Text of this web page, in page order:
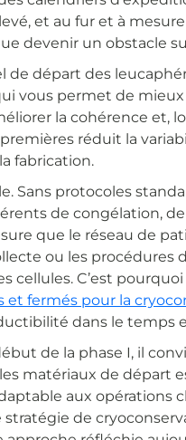
et au fur et à
devenir un obstacle
de départ des
vous permet de
la cohérence et,
réduit la
fabrication.
Sans protocoles
de congélation,
que le réseau de
ou les
cellules. C’est
et fermés pour la
dans le temps
de la phase I, il
matériaux de départ
aux
de